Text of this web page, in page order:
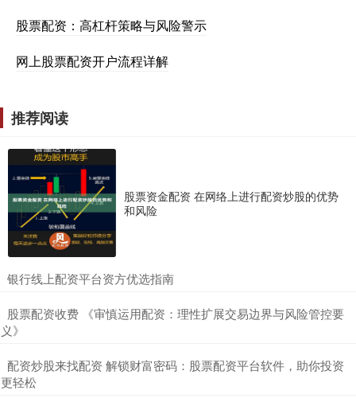
股票配资：高杠杆策略与风险警示
网上股票配资开户流程详解
推荐阅读
股票资金配资 在网络上进行配资炒股的优势
和风险
​银行线上配资平台资方优选指南
​股票配资收费 《审慎运用配资：理性扩展交易边界与风险管控要
义》
​配资炒股来找配资 解锁财富密码：股票配资平台软件，助你投资
更轻松